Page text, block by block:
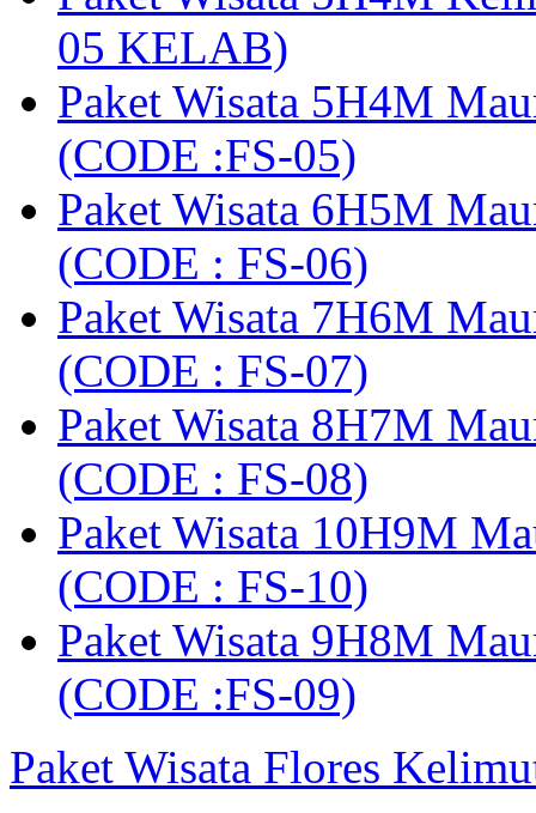
05 KELAB)
Paket Wisata 5H4M
(CODE :FS-05)
Paket Wisata 6H5M
(CODE : FS-06)
Paket Wisata 7H6M
(CODE : FS-07)
Paket Wisata 8H7M
(CODE : FS-08)
Paket Wisata 10H9M
(CODE : FS-10)
Paket Wisata 9H8M
(CODE :FS-09)
Paket Wisata Flores